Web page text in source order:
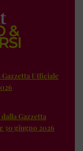
Ufficiale
Gazzetta
30 giugno 2026